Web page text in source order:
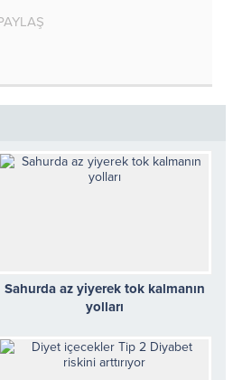
Sahurda az yiyerek tok kalmanın
yolları